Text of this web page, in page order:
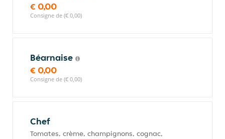
€ 0,00
Consigne de (€ 0,00)
Béarnaise
€ 0,00
Consigne de (€ 0,00)
Chef
Tomates, crème, champignons, cognac,